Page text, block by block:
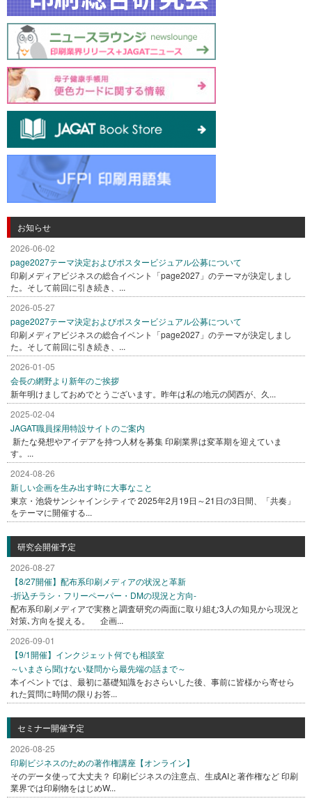
お知らせ
2026-06-02
page2027テーマ決定およびポスタービジュアル公募について
印刷メディアビジネスの総合イベント「page2027」のテーマが決定しまし
た。そして前回に引き続き、...
2026-05-27
page2027テーマ決定およびポスタービジュアル公募について
印刷メディアビジネスの総合イベント「page2027」のテーマが決定しまし
た。そして前回に引き続き、...
2026-01-05
会長の網野より新年のご挨拶
新年明けましておめでとうございます。昨年は私の地元の関西が、久...
2025-02-04
JAGAT職員採用特設サイトのご案内
新たな発想やアイデアを持つ人材を募集 印刷業界は変革期を迎えていま
す。...
2024-08-26
新しい企画を生み出す時に大事なこと
東京・池袋サンシャインシティで 2025年2月19日～21日の3日間、「共奏」
をテーマに開催する...
研究会開催予定
2026-08-27
【8/27開催】配布系印刷メディアの状況と革新
-折込チラシ・フリーペーパー・DMの現況と方向-
配布系印刷メディアで実務と調査研究の両面に取り組む3人の知見から現況と
対策､方向を捉える。 企画...
2026-09-01
【9/1開催】インクジェット何でも相談室
～いまさら聞けない疑問から最先端の話まで～
本イベントでは、最初に基礎知識をおさらいした後、事前に皆様から寄せら
れた質問に時間の限りお答...
セミナー開催予定
2026-08-25
印刷ビジネスのための著作権講座【オンライン】
そのデータ使って大丈夫？ 印刷ビジネスの注意点、生成AIと著作権など 印刷
業界では印刷物をはじめW...